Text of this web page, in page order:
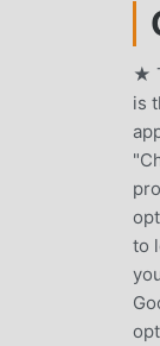
★
is
to